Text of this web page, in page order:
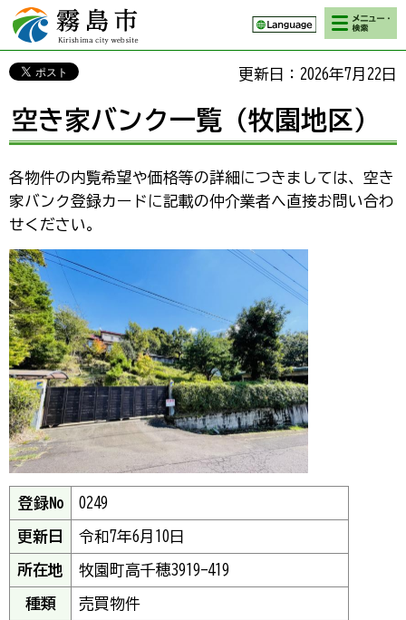
霧島市 Kirishima
city website
検索・メニ
ュー
更新日：2026年7月22日
空き家バンク一覧（牧園地区）
各物件の内覧希望や価格等の詳細につきましては、空き
家バンク登録カードに記載の仲介業者へ直接お問い合わ
せください。
登録No 0249
更新日 令和7年6月10日
所在地 牧園町高千穂3919-419
種類 売買物件